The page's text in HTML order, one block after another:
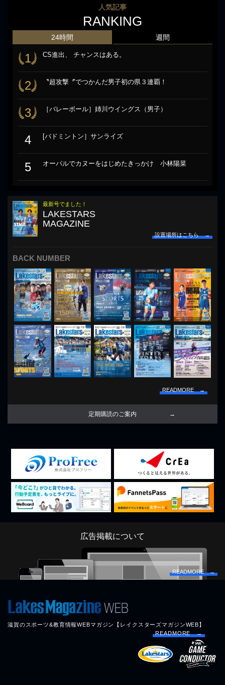
人気記事
RANKING
24時間
1 CS進出、 チャンスはある。
2 〝超攻撃〞でつかんだ男子初の県３連覇！
3 ［バレーボール］姉川ウイングス（男子）
4 [バドミントン］サンライズ
5 オーパルでカヌーをはじめたきっかけ 小林陽菜
週間
最新号でました！
LAKESTARS
MAGAZINE
設置場所はこちら →
BACK NUMBER
READMORE →
定期購読のご案内
広告掲載について
READMORE →
滋賀のスポーツ&教育情報WEBマガジン【レイクスターズマガジンWEB】
READMORE →